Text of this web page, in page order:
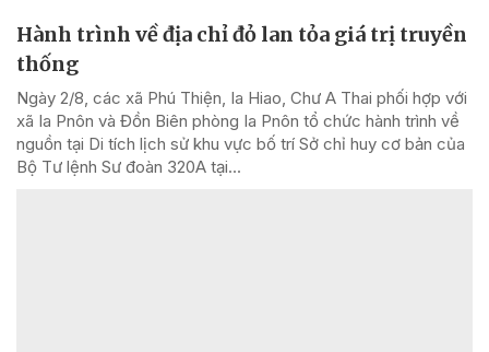
Hành trình về địa chỉ đỏ lan tỏa giá trị truyền
thống
Ngày 2/8, các xã Phú Thiện, Ia Hiao, Chư A Thai phối hợp với
xã Ia Pnôn và Đồn Biên phòng Ia Pnôn tổ chức hành trình về
nguồn tại Di tích lịch sử khu vực bố trí Sở chỉ huy cơ bản của
Bộ Tư lệnh Sư đoàn 320A tại...